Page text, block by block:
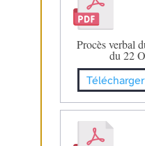
Procès verbal
du 22